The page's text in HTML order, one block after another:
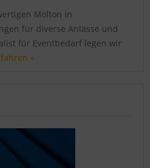
Molton in
für diverse Anlässe und
für Eventbedarf legen wir
»